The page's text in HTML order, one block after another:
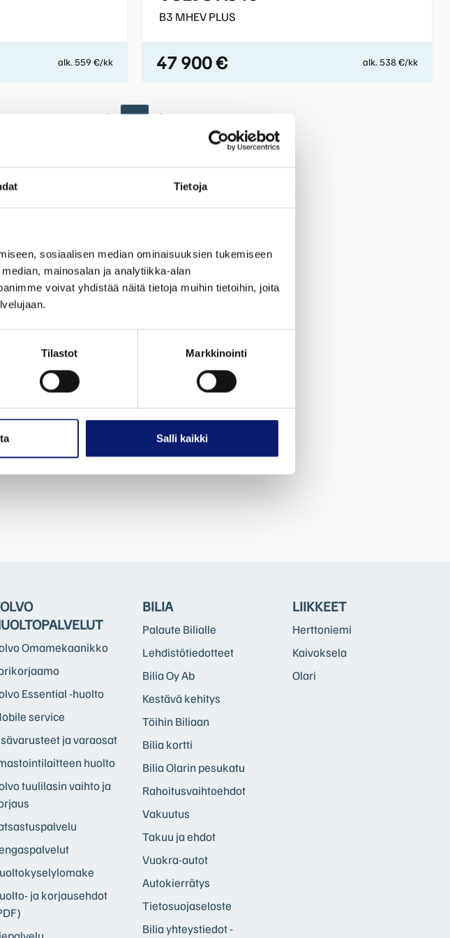
Tietoja
sosiaalisen median ominaisuuksien tukemiseen
mainosalan ja analytiikka-alan
voivat yhdistää näitä tietoja muihin tietoihin, joita
Tilastot Markkinointi
Salli kaikki
alk. 559 €/kk
B3 MHEV PLUS
47 900 € alk. 538 €/kk
1
Omamekaanikko
Essential -huolto
service
ja varaosat
huolto
tuulilasin vaihto ja
ja korjausehdot
BILIA
Palaute Bilialle
Lehdistötiedotteet
Bilia Oy Ab
Kestävä kehitys
Töihin Biliaan
Bilia kortti
Bilia Olarin pesukatu
Rahoitusvaihtoehdot
Vakuutus
Takuu ja ehdot
Vuokra-autot
Autokierrätys
Tietosuojaseloste
Bilia yhteystiedot -
LIIKKEET
Herttoniemi
Kaivoksela
Olari